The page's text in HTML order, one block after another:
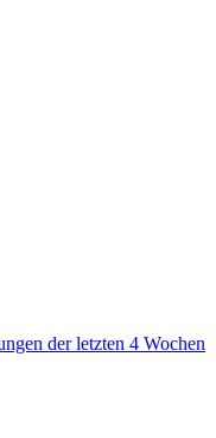
der letzten 4 Wochen